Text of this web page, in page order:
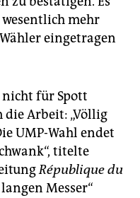
mehr
eingetragen
nicht für Spott
die Arbeit: „Völlig
UMP-Wahl endet
titelte
République du
Messer“